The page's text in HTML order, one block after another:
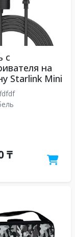
с
на
Starlink Mini
₸